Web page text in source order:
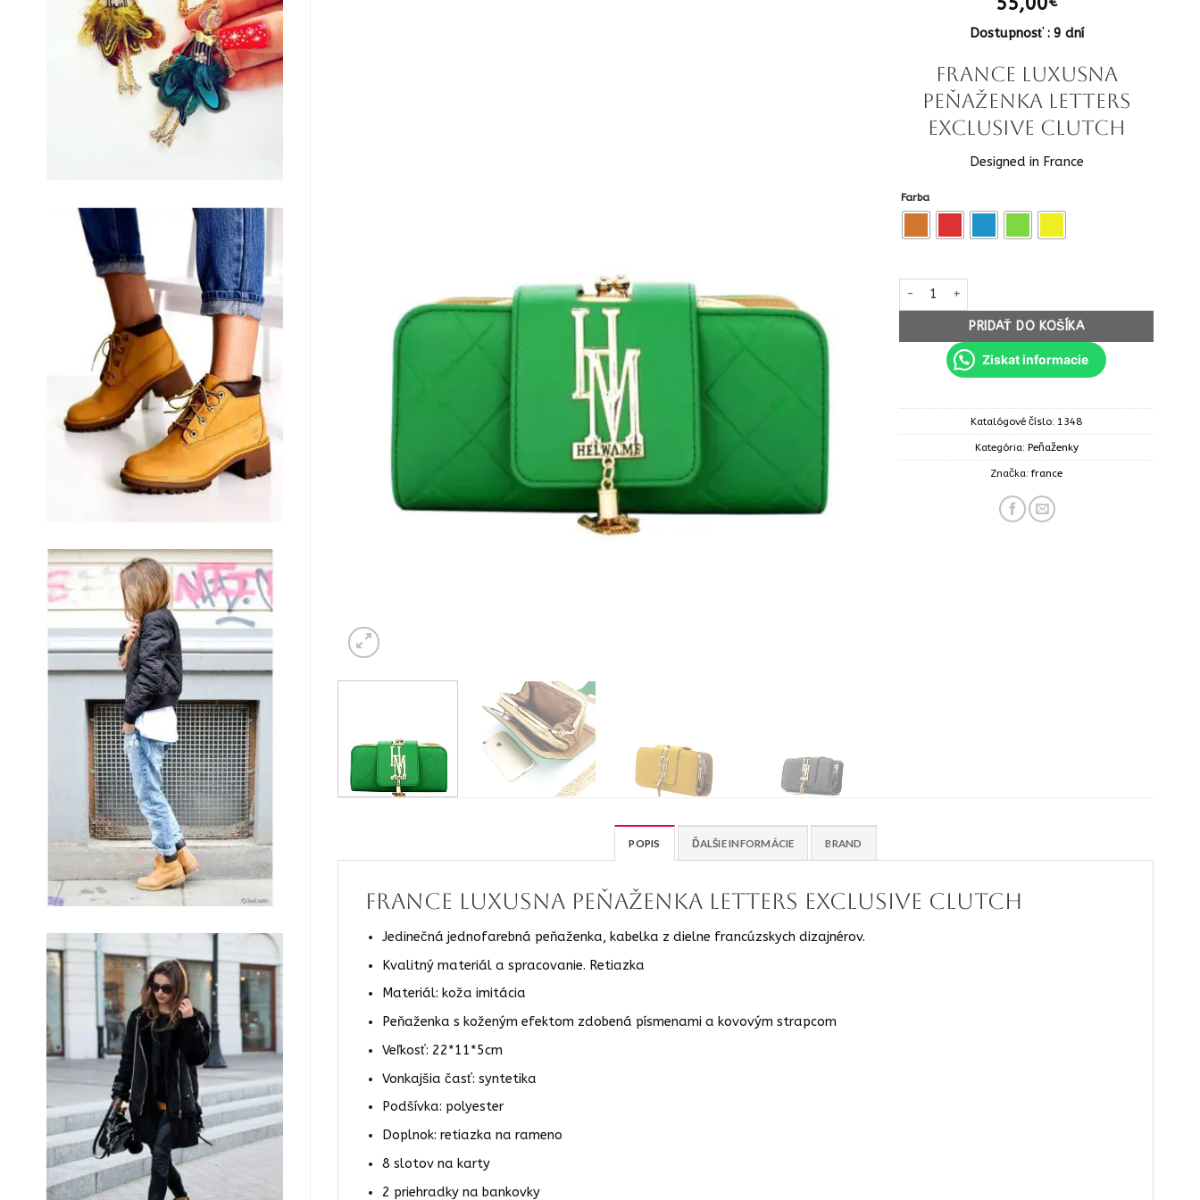
Dostupnosť : 9 dní
FRANCE luxusna
Peňaženka letters
exclusive clutch
Designed in France
Farba
množstvo FRANCE luxusna Peňaženka letters
PRIDAŤ DO KOŠÍKA
Ziskat informacie
Katalógové číslo: 1348
Kategória: Peňaženky
Značka:france
POPIS ĎALŠIE INFORMÁCIE BRAND
FRANCE luxusna Peňaženka letters exclusive clutch
Jedinečná jednofarebná peňaženka, kabelka z dielne francúzskych dizajnérov.
Kvalitný materiál a spracovanie. Retiazka
Materiál: koža imitácia
Peňaženka s koženým efektom zdobená písmenami a kovovým strapcom
Veľkosť: 22*11*5cm
Vonkajšia časť: syntetika
Podšívka: polyester
Doplnok: retiazka na rameno
8 slotov na karty
2 priehradky na bankovky